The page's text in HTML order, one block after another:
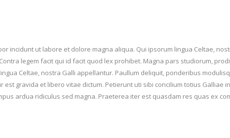
incidunt ut labore et dolore magna aliqua. Qui ipsorum lingua Celtae,
legem facit qui id facit quod lex prohibet. Magna pars studiorum,
Celtae, nostra Galli appellantur. Paullum deliquit, ponderibus
gravida et libero vitae dictum. Petierunt uti sibi concilium totius Galliae
ardua ridiculus sed magna. Praeterea iter est quasdam res quas ex